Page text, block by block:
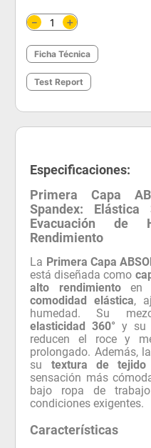
＋
－
Ficha Técnica
Test Report
Especificaciones:
Primera Capa
Spandex:
Evacuación de
Rendimiento
La Primera Capa
está diseñada como
alto rendimientoen
comodidad elástica,
humedad. Su
elasticidad 360° y
reducen el roce y
prolongado. Además,
su textura de
sensación más
bajo ropa de
condiciones exigentes.
Características